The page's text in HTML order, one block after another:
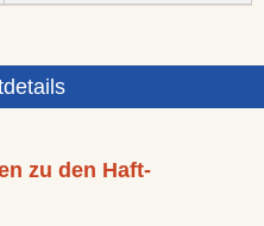
zu den Haft-